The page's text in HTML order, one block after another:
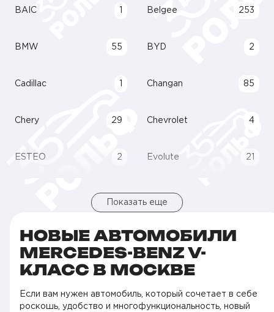
BAIC Belgee 253
BMW 55 BYD 2
Cadillac Changan 85
Chery 29 Chevrolet 4
ESTEO 2 Evolute 21
Показать еще
НОВЫЕ АВТОМОБИЛИ
MERCEDES-BENZ V-
КЛАСС В МОСКВЕ
Если вам нужен автомобиль, который сочетает в себе
роскошь, удобство и многофункциональность, новый